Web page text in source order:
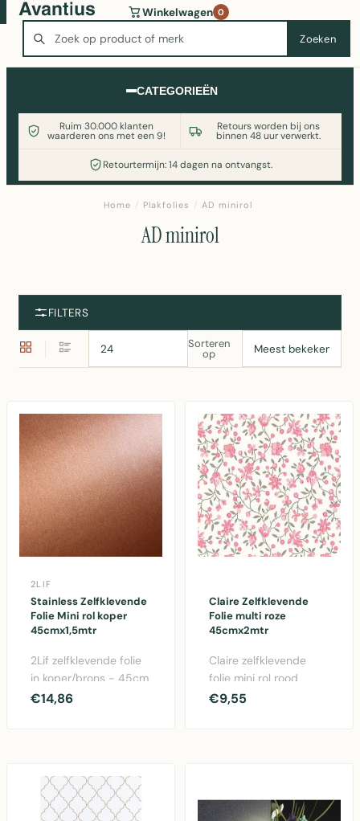
Zoeken
Winkelwagen 0
CATEGORIEËN
Ruim 30.000 klanten
waarderen ons met een 9!
Retours worden bij ons
binnen 48 uur verwerkt.
Retourtermijn: 14 dagen na ontvangst.
Wasmachine of koelkast nodig? Vergelijk alle prijzen op
Witgoedaanbod.nl
Home / Plakfolies / AD minirol
AD minirol
FILTERS
Sorteren
op
2LIF
Stainless Zelfklevende
Folie Mini rol koper
45cmx1,5mtr
2Lif zelfklevende folie
in koper/brons - 45cm
x 1,5m. Gemakkelijk aan
€14,86
Claire Zelfklevende
Folie multi roze
45cmx2mtr
Claire zelfklevende
folie mini rol rood
45cm x 2m. Eenvoudig
€9,55